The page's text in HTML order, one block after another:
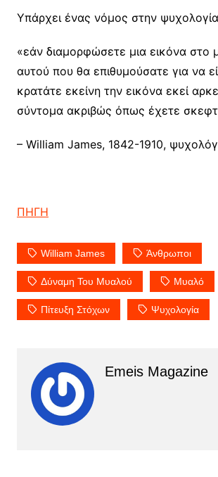
Υπάρχει ένας νόμος στην ψυχολογία
«εάν διαμορφώσετε μια εικόνα στο
αυτού που θα επιθυμούσατε για να
κρατάτε εκείνη την εικόνα εκεί
σύντομα ακριβώς όπως έχετε
– William James, 1842-1910,
ΠΗΓΗ
William James Άνθρωποι
Δύναμη Του Μυαλού Μυαλό
Πίτευξη Στόχων Ψυχολογία
Emeis Magazine